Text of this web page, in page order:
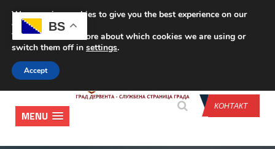
CONTACT US
КОНТАКТ
MENU
BS
We are using cookies to give you the best experience on our
website.
You can find out more about which cookies we are using or
switch them off in settings.
Accept